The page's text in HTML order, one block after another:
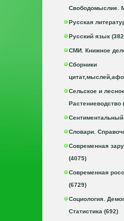
Свободомыслие.
Русская
Русский язык
СМИ. Книжное
Сборники
Сельское и
Растениеводство
Словари.
Современная
(4075)
Современная
(6729)
Социология.
Статистика (692)